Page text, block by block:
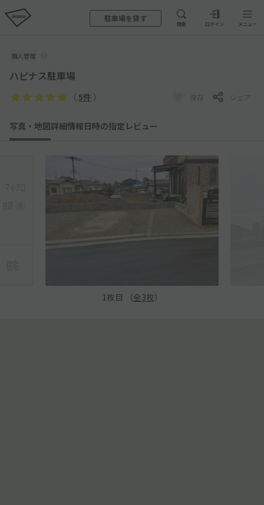
駐車場を貸す
検索 ログイン メニュー
個人管理
ハピナス駐車場
（ 5件 ） 保存 シェア
写真・地図詳細情報日時の指定 レビュー
1 枚目 （全3枚）